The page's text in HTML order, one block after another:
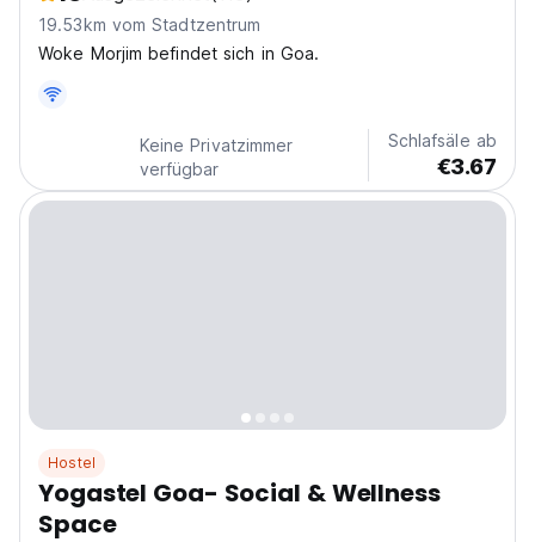
19.53km vom Stadtzentrum
Woke Morjim befindet sich in Goa.
Keine Privatzimmer
verfügbar
Schlafsäle ab
€3.67
Hostel
Yogastel Goa- Social & Wellness
Space